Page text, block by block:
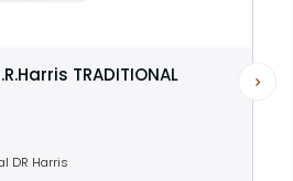
TRADITIONAL
DR Harris